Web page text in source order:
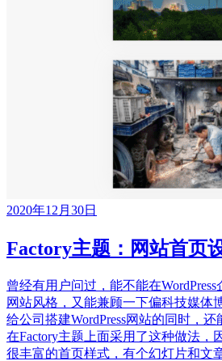
2020年12月30日
Factory主题：网站首页
曾经有用户问过，能不能在
网站风格，又能兼顾一下偏科技媒体
给公司搭建WordPress网站的同时，还
在Factory主题上面采用了这种做法，
很丰富的首页样式，有个幻灯片和文